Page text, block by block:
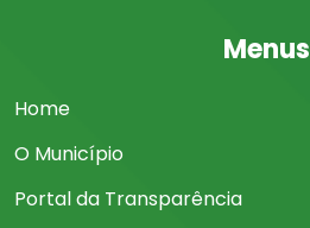
Menus
Home
O Município
Portal da Transparência